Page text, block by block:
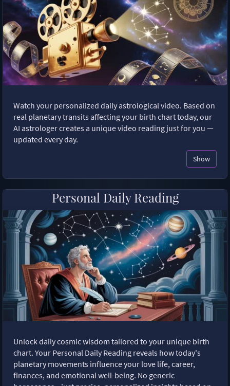
Watch your personalized daily astrological video. Based on
real planetary transits affecting your birth chart today, our
AI astrologer creates a unique video reading just for you —
updated every day.
Show
Personal Daily Reading
Unlock daily cosmic wisdom tailored to your unique birth
chart. Your Personal Daily Reading reveals how today's
planetary movements influence your love life, career,
finances, and emotional well-being. No generic